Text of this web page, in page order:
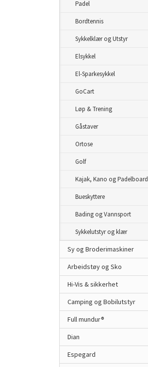
Padel
Bordtennis
Sykkelklær og Utstyr
Elsykkel
El-Sparkesykkel
GoCart
Løp & Trening
Gåstaver
Ortose
Golf
Kajak, Kano og Padelboard
Bueskyttere
Bading og Vannsport
Sykkelutstyr og klær
Sy og Broderimaskiner
Arbeidstøy og Sko
Hi-Vis & sikkerhet
Camping og Bobilutstyr
Full mundur®
Dian
Espegard